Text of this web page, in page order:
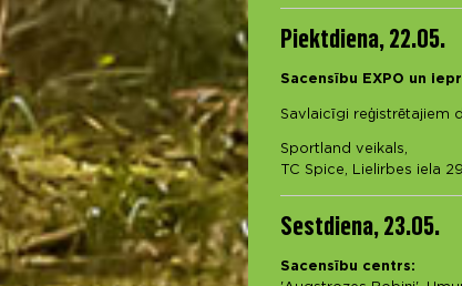
Piektdiena, 22.05.
Sacensību EXPO un
Savlaicīgi reģistrētajiem
Sportland veikals,
TC Spice, Lielirbes iela
Sestdiena, 23.05.
Sacensību centrs: